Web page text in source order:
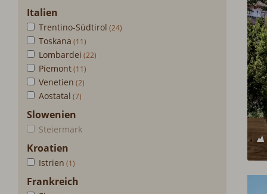
Italien
Trentino-Südtirol
Toskana
Lombardei
Piemont
Venetien
Aostatal
Slowenien
Steiermark
Kroatien
Istrien
Frankreich